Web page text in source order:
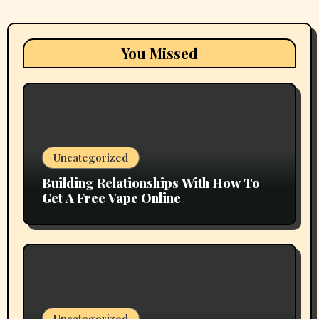
You Missed
Uncategorized
Building Relationships With How To
Get A Free Vape Online